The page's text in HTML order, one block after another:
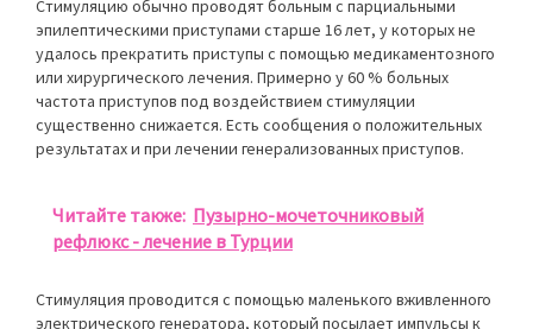
Стимуляцию обычно проводят больным с парциальными
эпилептическими приступами старше 16 лет, у которых не
удалось прекратить приступы с помощью медикаментозного
или хирургического лечения. Примерно у 60 % больных
частота приступов под воздействием стимуляции
существенно снижается. Есть сообщения о положительных
результатах и при лечении генерализованных приступов.
Читайте также: Пузырно-мочеточниковый
рефлюкс - лечение в Турции
Стимуляция проводится с помощью маленького вживленного
электрического генератора, который посылает импульсы к